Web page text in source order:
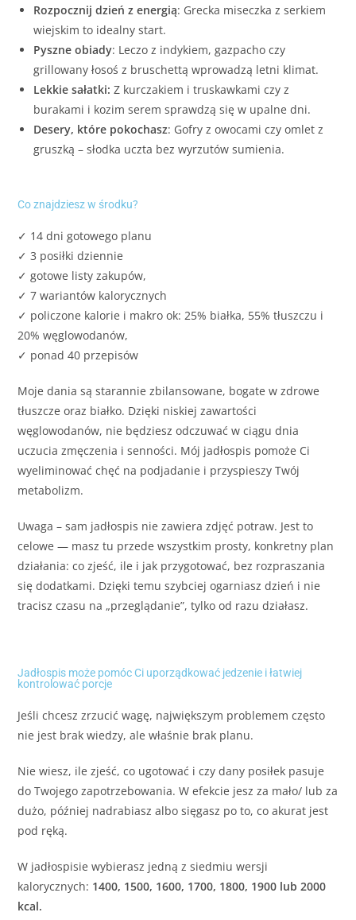
Rozpocznij dzień z energią: Grecka miseczka z serkiem
wiejskim to idealny start.
Pyszne obiady: Leczo z indykiem, gazpacho czy
grillowany łosoś z bruschettą wprowadzą letni klimat.
Lekkie sałatki: Z kurczakiem i truskawkami czy z
burakami i kozim serem sprawdzą się w upalne dni.
Desery, które pokochasz: Gofry z owocami czy omlet z
gruszką – słodka uczta bez wyrzutów sumienia.
Co znajdziesz w środku?
✓ 14 dni gotowego planu
✓ 3 posiłki dziennie
✓ gotowe listy zakupów,
✓ 7 wariantów kalorycznych
✓ policzone kalorie i makro ok: 25% białka, 55% tłuszczu i
20% węglowodanów,
✓ ponad 40 przepisów
Moje dania są starannie zbilansowane, bogate w zdrowe
tłuszcze oraz białko. Dzięki niskiej zawartości
węglowodanów, nie będziesz odczuwać w ciągu dnia
uczucia zmęczenia i senności. Mój jadłospis pomoże Ci
wyeliminować chęć na podjadanie i przyspieszy Twój
metabolizm.
Uwaga – sam jadłospis nie zawiera zdjęć potraw. Jest to
celowe — masz tu przede wszystkim prosty, konkretny plan
działania: co zjeść, ile i jak przygotować, bez rozpraszania
się dodatkami. Dzięki temu szybciej ogarniasz dzień i nie
tracisz czasu na „przeglądanie”, tylko od razu działasz.
Jadłospis może pomóc Ci uporządkować jedzenie i łatwiej
kontrolować porcje
Jeśli chcesz zrzucić wagę, największym problemem często
nie jest brak wiedzy, ale właśnie brak planu.
Nie wiesz, ile zjeść, co ugotować i czy dany posiłek pasuje
do Twojego zapotrzebowania. W efekcie jesz za mało/ lub za
dużo, później nadrabiasz albo sięgasz po to, co akurat jest
pod ręką.
W jadłospisie wybierasz jedną z siedmiu wersji
kalorycznych: 1400, 1500, 1600, 1700, 1800, 1900 lub 2000
kcal.